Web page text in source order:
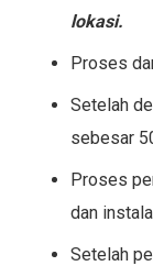
lokasi.
Proses
Setelah
sebesar
Proses
dan
Setelah